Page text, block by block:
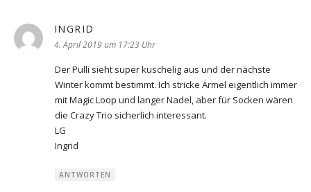
INGRID
4. April 2019 um 17:23 Uhr
Der Pulli sieht super kuschelig aus und der nächste
Winter kommt bestimmt. Ich stricke Ärmel eigentlich immer
mit Magic Loop und langer Nadel, aber für Socken wären
die Crazy Trio sicherlich interessant.
LG
Ingrid
ANTWORTEN